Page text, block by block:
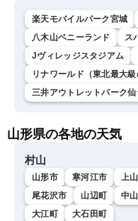
楽天モバイルパーク宮城
八木山ベニーランド
ス
Jヴィレッジスタジアム
リナワールド（東北最大級
三井アウトレットパーク仙
山形県の各地の天気
村山
山形市 寒河江市 上
尾花沢市
山辺町 中
大江町
大石田町